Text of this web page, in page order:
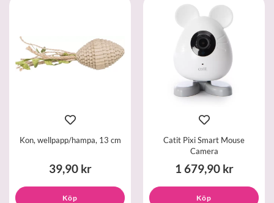
Kon, wellpapp/hampa, 13 cm
39,90 kr
Köp
Catit Pixi Smart Mouse
Camera
1 679,90 kr
Köp